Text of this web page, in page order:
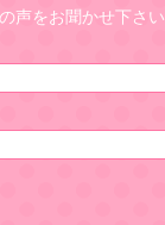
声をお聞かせ下さい